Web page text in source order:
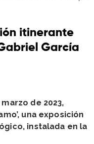
itinerante
García
de 2023,
una exposición
instalada en la